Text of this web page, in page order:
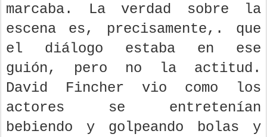
marcaba. La verdad sobre la
escena es, precisamente,. que
el diálogo estaba en ese
guión, pero no la actitud.
David Fincher vio como los
actores se entretenían
bebiendo y golpeando bolas y